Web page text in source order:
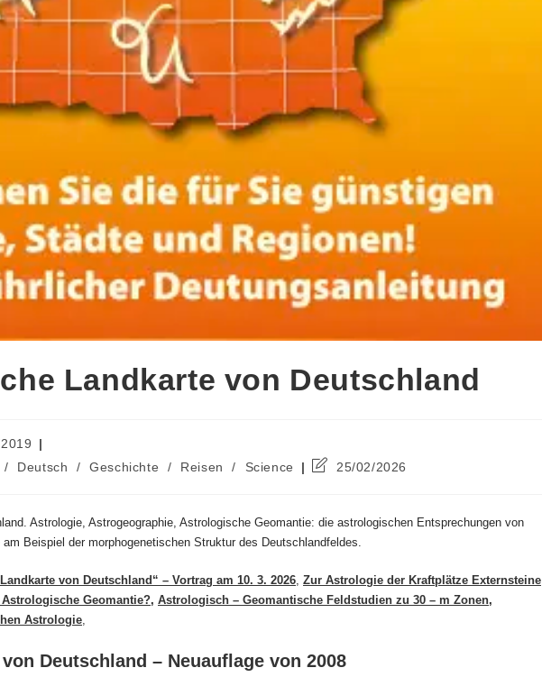
Landkarte von Deutschland
/ Deutsch / Geschichte / Reisen / Science
Beitrag
am:
25/02/2026
Astrologie, Astrogeographie, Astrologische Geomantie: die astrologischen Entsprechungen von
Beispiel der morphogenetischen Struktur des Deutschlandfeldes.
von Deutschland“ – Vortrag am 10. 3. 2026, Zur Astrologie der Kraftplätze Externsteine
Geomantie?, Astrologisch – Geomantische Feldstudien zu 30 – m Zonen,
Astrologie,
Deutschland – Neuauflage von 2008